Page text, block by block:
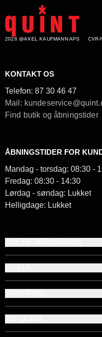
2026 @AXEL KAUFMANN APS CVR-
KONTAKT OS
Telefon: 87 30 46 47
Mail:
Find butik og åbningstider
ÅBNINGSTIDER FOR
Mandag - torsdag: 08:30 -
Fredag: 08:30 - 14:30
Lørdag - søndag: Lukket
Helligdage: Lukket